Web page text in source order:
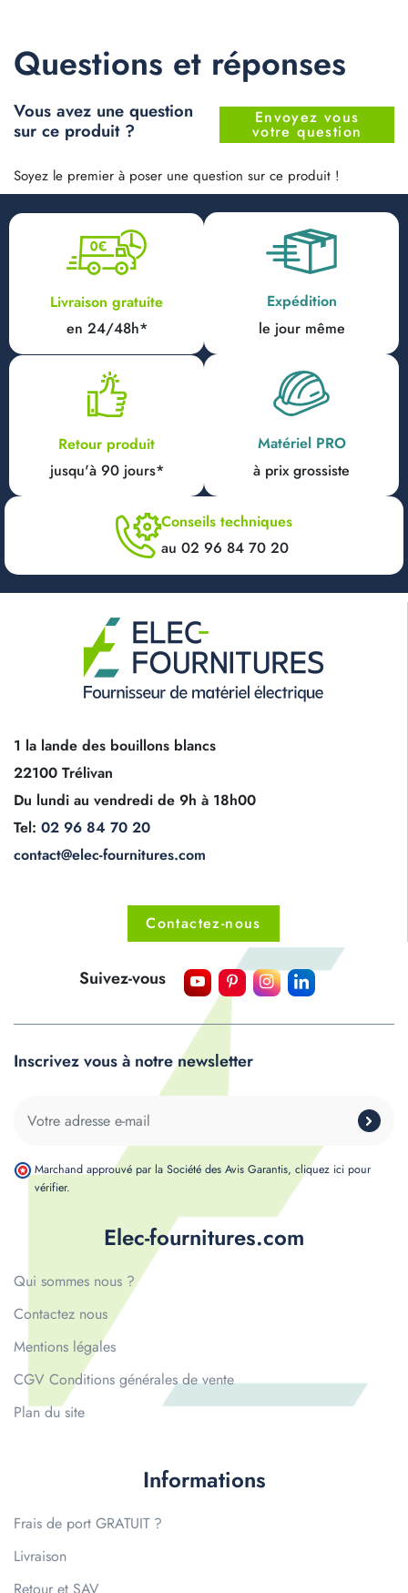
Questions et réponses
Vous avez une question
sur ce produit ?
Envoyez vous
votre question
Soyez le premier à poser une question sur ce produit !
Livraison gratuite
en 24/48h*
Expédition
le jour même
Retour produit
jusqu'à 90 jours*
Matériel PRO
à prix grossiste
Conseils techniques
au 02 96 84 70 20
1 la lande des bouillons blancs
22100 Trélivan
Du lundi au vendredi de 9h à 18h00
Tel: 02 96 84 70 20
contact@elec-fournitures.com
Contactez-nous
Elec-fournitures.com
Qui sommes nous ?
Contactez nous
Mentions légales
CGV Conditions générales de vente
Plan du site
Informations
Frais de port GRATUIT ?
Livraison
Suivez-vous
Inscrivez vous à notre newsletter
Marchand approuvé par la Société des Avis Garantis, cliquez ici pour
vérifier.